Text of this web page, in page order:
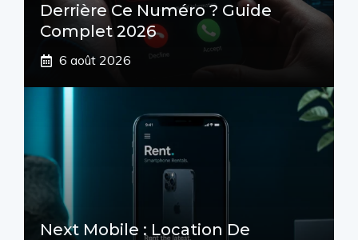
Derrière Ce Numéro ? Guide
Complet 2026
6 août 2026
Next Mobile : Location De